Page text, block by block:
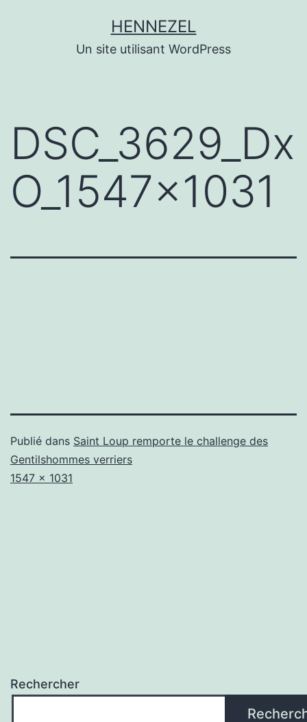
HENNEZEL
Un site utilisant WordPress
DSC_3629_Dx
O_1547x1031
Publié dans Saint Loup remporte le challenge des
Gentilshommes verriers
Taille
1547 × 1031
Rechercher